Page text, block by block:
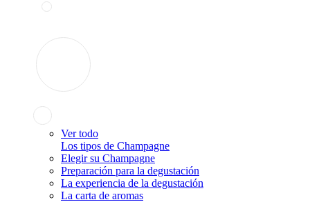
Ver todo
Los tipos de Champagne
Elegir su Champagne
Preparación para la degustación
La experiencia de la degustación
La carta de aromas